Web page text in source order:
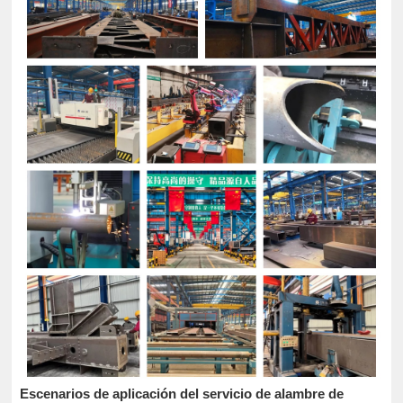
Escenarios de aplicación del servicio de alambre de